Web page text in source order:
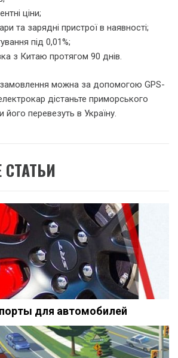
ціни;
та зарядні пристрої в наявності;
під 0,01%;
з Китаю протягом 90 днів.
можна за допомогою GPS-
дістаньте приморського
його перевезуть в Україну.
для автомобилей